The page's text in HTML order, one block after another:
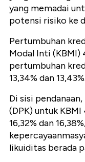
yang memadai
potensi risiko ke
Pertumbuhan
Modal Inti
pertumbuhan
13,34% dan 13,43%.
Di sisi
(DPK) untuk
16,32% dan
likuiditas berada